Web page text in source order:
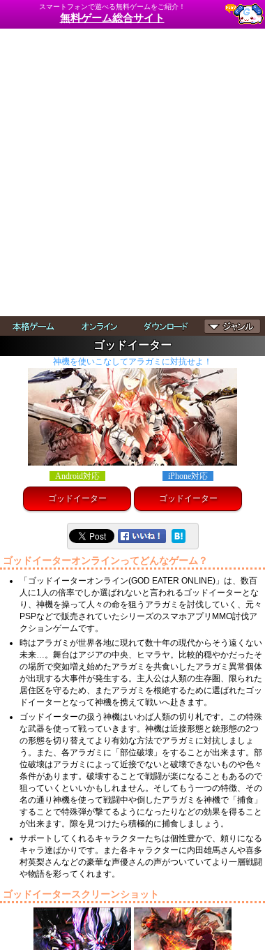
スマートフォンで遊べる無料ゲームをご紹介！
無料ゲーム総合サイト
ゴッドイーター
神機を使いこなしてアラガミに対抗せよ！
Android対応
ゴッドイーター
iPhone対応
ゴッドイーター
ゴッドイーターオンラインってどんなゲーム？
「ゴッドイーターオンライン(GOD EATER ONLINE)」は、数百
人に1人の倍率でしか選ばれないと言われるゴッドイーターとな
り、神機を操って人々の命を狙うアラガミを討伐していく、元々
PSPなどで販売されていたシリーズのスマホアプリMMO討伐ア
クションゲームです。
時はアラガミが世界各地に現れて数十年の現代からそう遠くない
未来…。舞台はアジアの中央、ヒマラヤ。比較的穏やかだったそ
の場所で突如増え始めたアラガミを共食いしたアラガミ異常個体
が出現する大事件が発生する。主人公は人類の生存圏、限られた
居住区を守るため、またアラガミを根絶するために選ばれたゴッ
ドイーターとなって神機を携えて戦いへ赴きます。
ゴッドイーターの扱う神機はいわば人類の切り札です。この特殊
な武器を使って戦っていきます。神機は近接形態と銃形態の2つ
の形態を切り替えてより有効な方法でアラガミに対抗しましょ
う。また、各アラガミに「部位破壊」をすることが出来ます。部
位破壊はアラガミによって近接でないと破壊できないものや色々
条件があります。破壊することで戦闘が楽になることもあるので
狙っていくといいかもしれません。そしてもう一つの特徴、その
名の通り神機を使って戦闘中や倒したアラガミを神機で「捕食」
することで特殊弾が撃てるようになったりなどの効果を得ること
が出来ます。隙を見つけたら積極的に捕食しましょう。
サポートしてくれるキャラクターたちは個性豊かで、頼りになる
キャラ達ばかりです。また各キャラクターに内田雄馬さんや喜多
村英梨さんなどの豪華な声優さんの声がついていてより一層戦闘
や物語を彩ってくれます。
ゴッドイータースクリーンショット